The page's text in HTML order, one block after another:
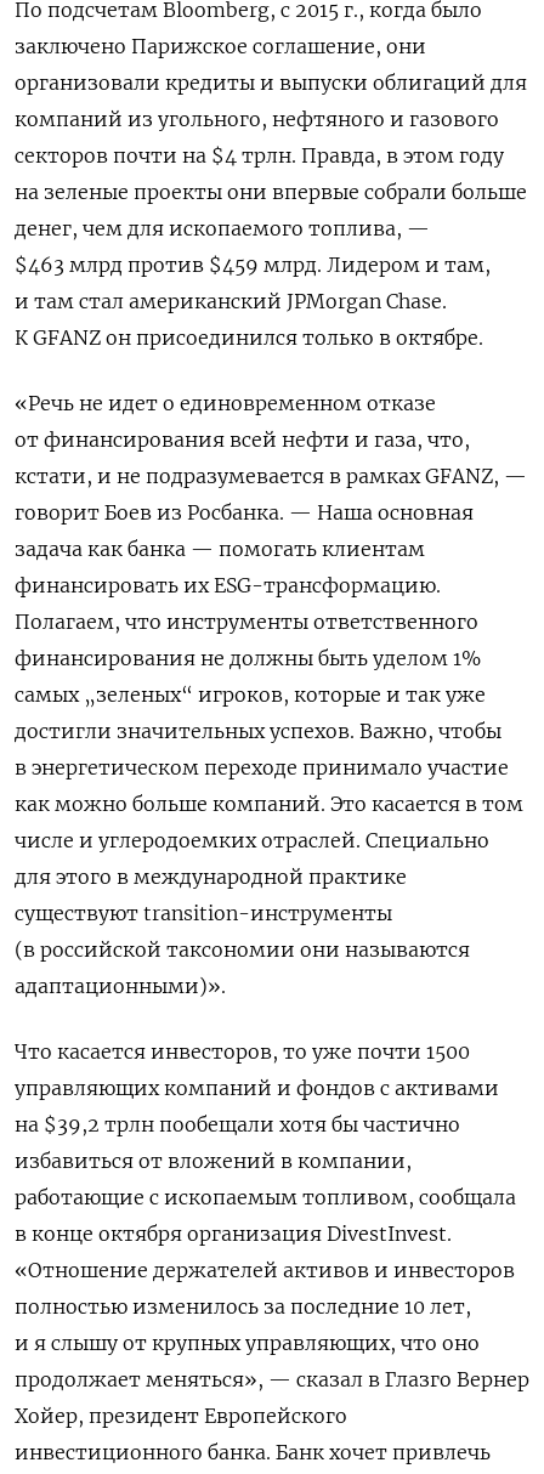
По подсчетам Bloomberg, с 2015 г., когда было
заключено Парижское соглашение, они
организовали кредиты и выпуски облигаций для
компаний из угольного, нефтяного и газового
секторов почти на $4 трлн. Правда, в этом году
на зеленые проекты они впервые собрали больше
денег, чем для ископаемого топлива, —
$463 млрд против $459 млрд. Лидером и там,
и там стал американский JPMorgan Chase.
К GFANZ он присоединился только в октябре.
«Речь не идет о единовременном отказе
от финансирования всей нефти и газа, что,
кстати, и не подразумевается в рамках GFANZ, —
говорит Боев из Росбанка. — Наша основная
задача как банка — помогать клиентам
финансировать их ESG-трансформацию.
Полагаем, что инструменты ответственного
финансирования не должны быть уделом 1%
самых „зеленых“ игроков, которые и так уже
достигли значительных успехов. Важно, чтобы
в энергетическом переходе принимало участие
как можно больше компаний. Это касается в том
числе и углеродоемких отраслей. Специально
для этого в международной практике
существуют transition-инструменты
(в российской таксономии они называются
адаптационными)».
Что касается инвесторов, то уже почти 1500
управляющих компаний и фондов с активами
на $39,2 трлн пообещали хотя бы частично
избавиться от вложений в компании,
работающие с ископаемым топливом, сообщала
в конце октября организация DivestInvest.
«Отношение держателей активов и инвесторов
полностью изменилось за последние 10 лет,
и я слышу от крупных управляющих, что оно
продолжает меняться», — сказал в Глазго Вернер
Хойер, президент Европейского
инвестиционного банка. Банк хочет привлечь